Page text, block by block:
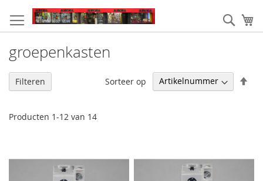
naar
de
Zoek
groepenkasten
Producten 1-12 van 14
Sorteer op
Filteren